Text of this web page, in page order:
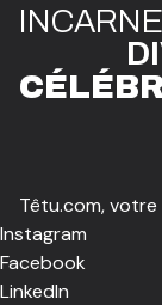
INCARN
CÉLÉBR
Têtu.com, votre
Instagram
Facebook
LinkedIn